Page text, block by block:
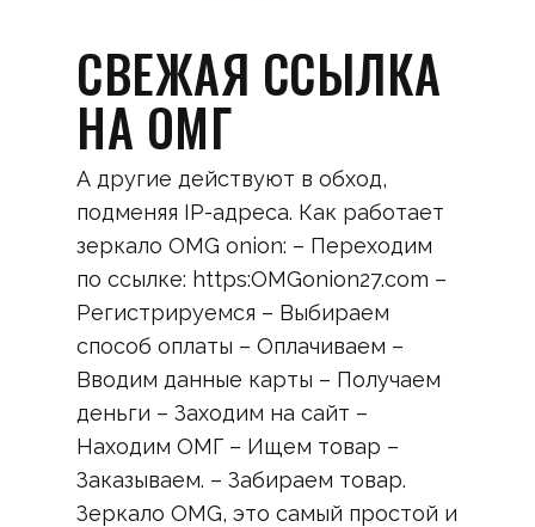
СВЕЖАЯ ССЫЛКА
НА ОМГ
А другие действуют в обход,
подменяя IP-адреса. Как работает
зеркало OMG onion: – Переходим
по ссылке: https:OMGonion27.com –
Регистрируемся – Выбираем
способ оплаты – Оплачиваем –
Вводим данные карты – Получаем
деньги – Заходим на сайт –
Находим ОМГ – Ищем товар –
Заказываем. – Забираем товар.
Зеркало OMG, это самый простой и